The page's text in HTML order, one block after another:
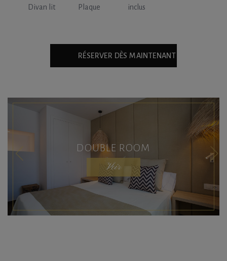
Divan lit
Plaque
inclus
RÉSERVER DÈS MAINTENANT
DOUBLE ROOM
Voir